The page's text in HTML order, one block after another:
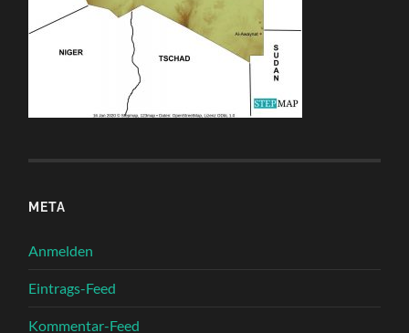
META
Anmelden
Eintrags-Feed
Kommentar-Feed